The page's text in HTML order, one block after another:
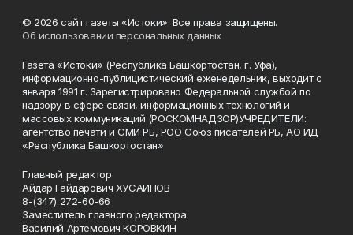
© 2026 сайт газеты «Истоки». Все права защищены.
Об использовании персональных данных
Газета «Истоки» (Республика Башкортостан, г. Уфа),
информационно-публицистический еженедельник, выходит с
января 1991 г. Зарегистрировано Федеральной службой по
надзору в сфере связи, информационных технологий и
массовых коммуникаций (РОСКОМНАДЗОР)УЧРЕДИТЕЛИ:
агентство печати и СМИ РБ, РОО Союз писателей РБ, АО ИД
«Республика Башкортостан»
Главный редактор
Айдар Гайдарович ХУСАИНОВ
8-(347) 272-60-66
Заместитель главного редактора
Василий Артемович КОРОВКИН